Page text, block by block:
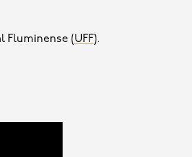
Fluminense (UFF).